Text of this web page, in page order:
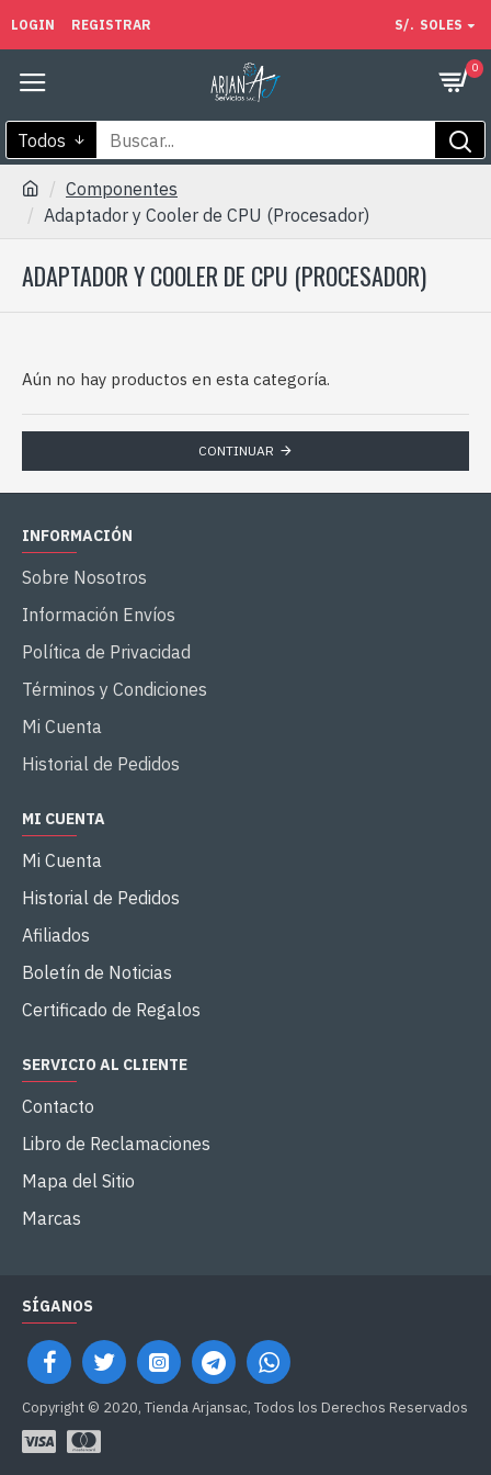
LOGIN REGISTRAR S/. SOLES
0
Todos
Componentes
Adaptador y Cooler de CPU (Procesador)
ADAPTADOR Y COOLER DE CPU (PROCESADOR)
Aún no hay productos en esta categoría.
CONTINUAR
INFORMACIÓN
Sobre Nosotros
Información Envíos
Política de Privacidad
Términos y Condiciones
Mi Cuenta
Historial de Pedidos
MI CUENTA
Mi Cuenta
Historial de Pedidos
Afiliados
Boletín de Noticias
Certificado de Regalos
SERVICIO AL CLIENTE
Contacto
Libro de Reclamaciones
Mapa del Sitio
Marcas
SÍGANOS
Copyright © 2020, Tienda Arjansac, Todos los Derechos Reservados